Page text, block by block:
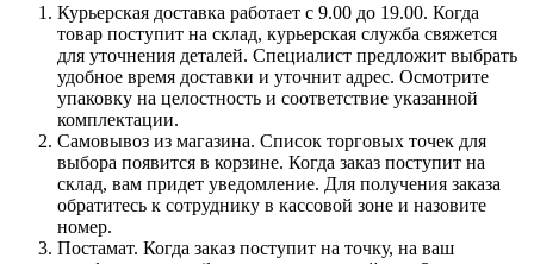
Курьерская доставка работает с 9.00 до 19.00. Когда
товар поступит на склад, курьерская служба свяжется
для уточнения деталей. Специалист предложит выбрать
удобное время доставки и уточнит адрес. Осмотрите
упаковку на целостность и соответствие указанной
комплектации.
Самовывоз из магазина. Список торговых точек для
выбора появится в корзине. Когда заказ поступит на
склад, вам придет уведомление. Для получения заказа
обратитесь к сотруднику в кассовой зоне и назовите
номер.
Постамат. Когда заказ поступит на точку, на ваш